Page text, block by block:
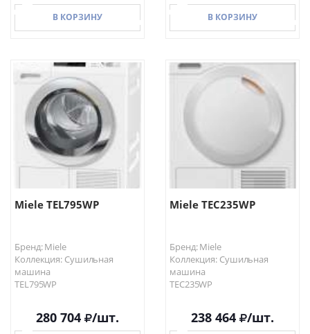
В КОРЗИНУ
В КОРЗИНУ
В КОРЗИНУ
В КОРЗИНУ
Miele TEL795WP
Бренд: Miele
Коллекция: Сушильная
машина
TEL795WP
280 704 /шт.
Miele TEC235WP
Бренд: Miele
Коллекция: Сушильная
машина
TEC235WP
238 464 /шт.